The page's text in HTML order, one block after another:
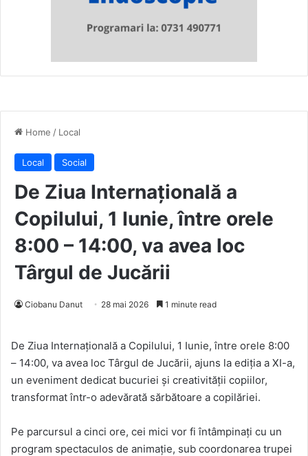
Home / Local
Local Social
De Ziua Internațională a
Copilului, 1 Iunie, între orele
8:00 – 14:00, va avea loc
Târgul de Jucării
Ciobanu Danut 28 mai 2026 1 minute read
De Ziua Internațională a Copilului, 1 Iunie, între orele 8:00
– 14:00, va avea loc Târgul de Jucării, ajuns la ediția a XI-a,
un eveniment dedicat bucuriei și creativității copiilor,
transformat într-o adevărată sărbătoare a copilăriei.
Pe parcursul a cinci ore, cei mici vor fi întâmpinați cu un
program spectaculos de animație, sub coordonarea trupei